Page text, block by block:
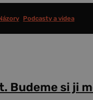
Podcasty a videa
Budeme si ji